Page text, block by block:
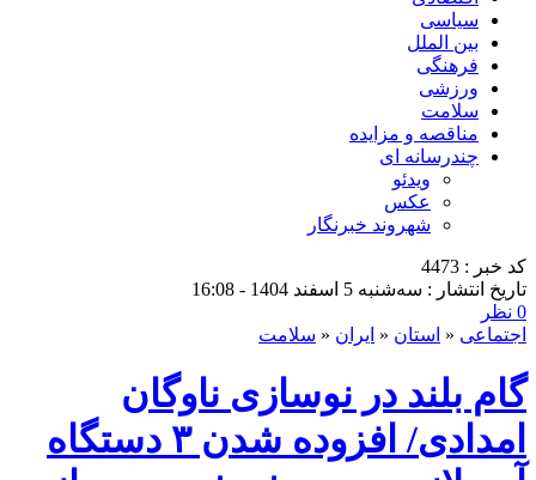
سیاسی
بین الملل
فرهنگی
ورزشی
سلامت
مناقصه و مزایده
چندرسانه ای
ویدئو
عکس
شهروند خبرنگار
کد خبر : 4473
تاریخ انتشار : سه‌شنبه 5 اسفند 1404 - 16:08
0 نظر
اجتماعی « استان « ایران « سلامت
گام بلند در نوسازی ناوگان
امدادی/ افزوده شدن ۳ دستگاه